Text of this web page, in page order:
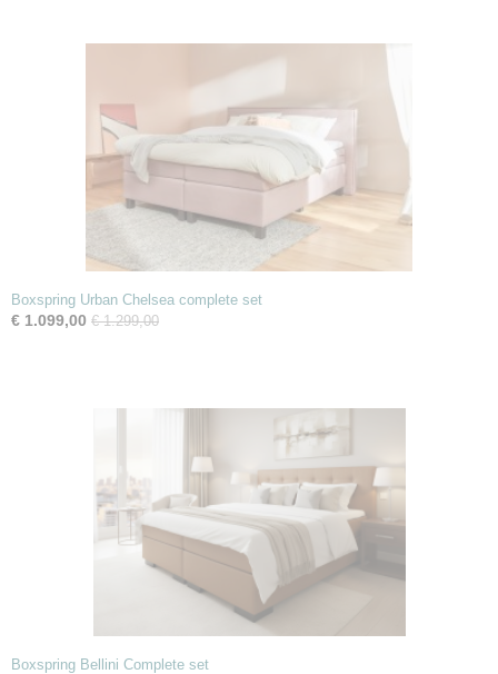
Boxspring Urban Chelsea complete set
€ 1.099,00 € 1.299,00
Boxspring Bellini Complete set